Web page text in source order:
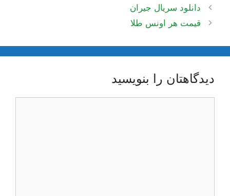
ناوبری
نوشته‌ها
دانلود سریال جیران
قیمت هر اونس طلا
دیدگاهتان را بنویسید